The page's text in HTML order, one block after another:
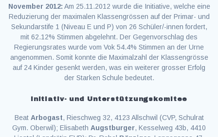
November 2012: Am 25.11.2012 wurde die Initiative, welche eine
Reduzierung der maximalen Klassengrössen auf der Primar- und
Sekundarstife 1 (Niveau E und P) von 26 Schüler/-innen fordert,
mit 62.12% Stimmen abgelehnt. Der Gegenvorschlag des
Regierungsrates wurde vom Vok 54.4% Stimmen an der Urne
angenommen. Somit konnte die Maximalzahl der Klassengrösse
auf 24 Kinder gesenkt werden, was ein weiterer grosser Erfolg
der Starken Schule bedeutet.
Initiativ- und Unterstützungskomitee
Beat Arbogast, Rieschweg 32, 4123 Allschwil (CVP, Schulrat
Gym. Oberwil); Elisabeth Augstburger, Kesselweg 43b, 4410